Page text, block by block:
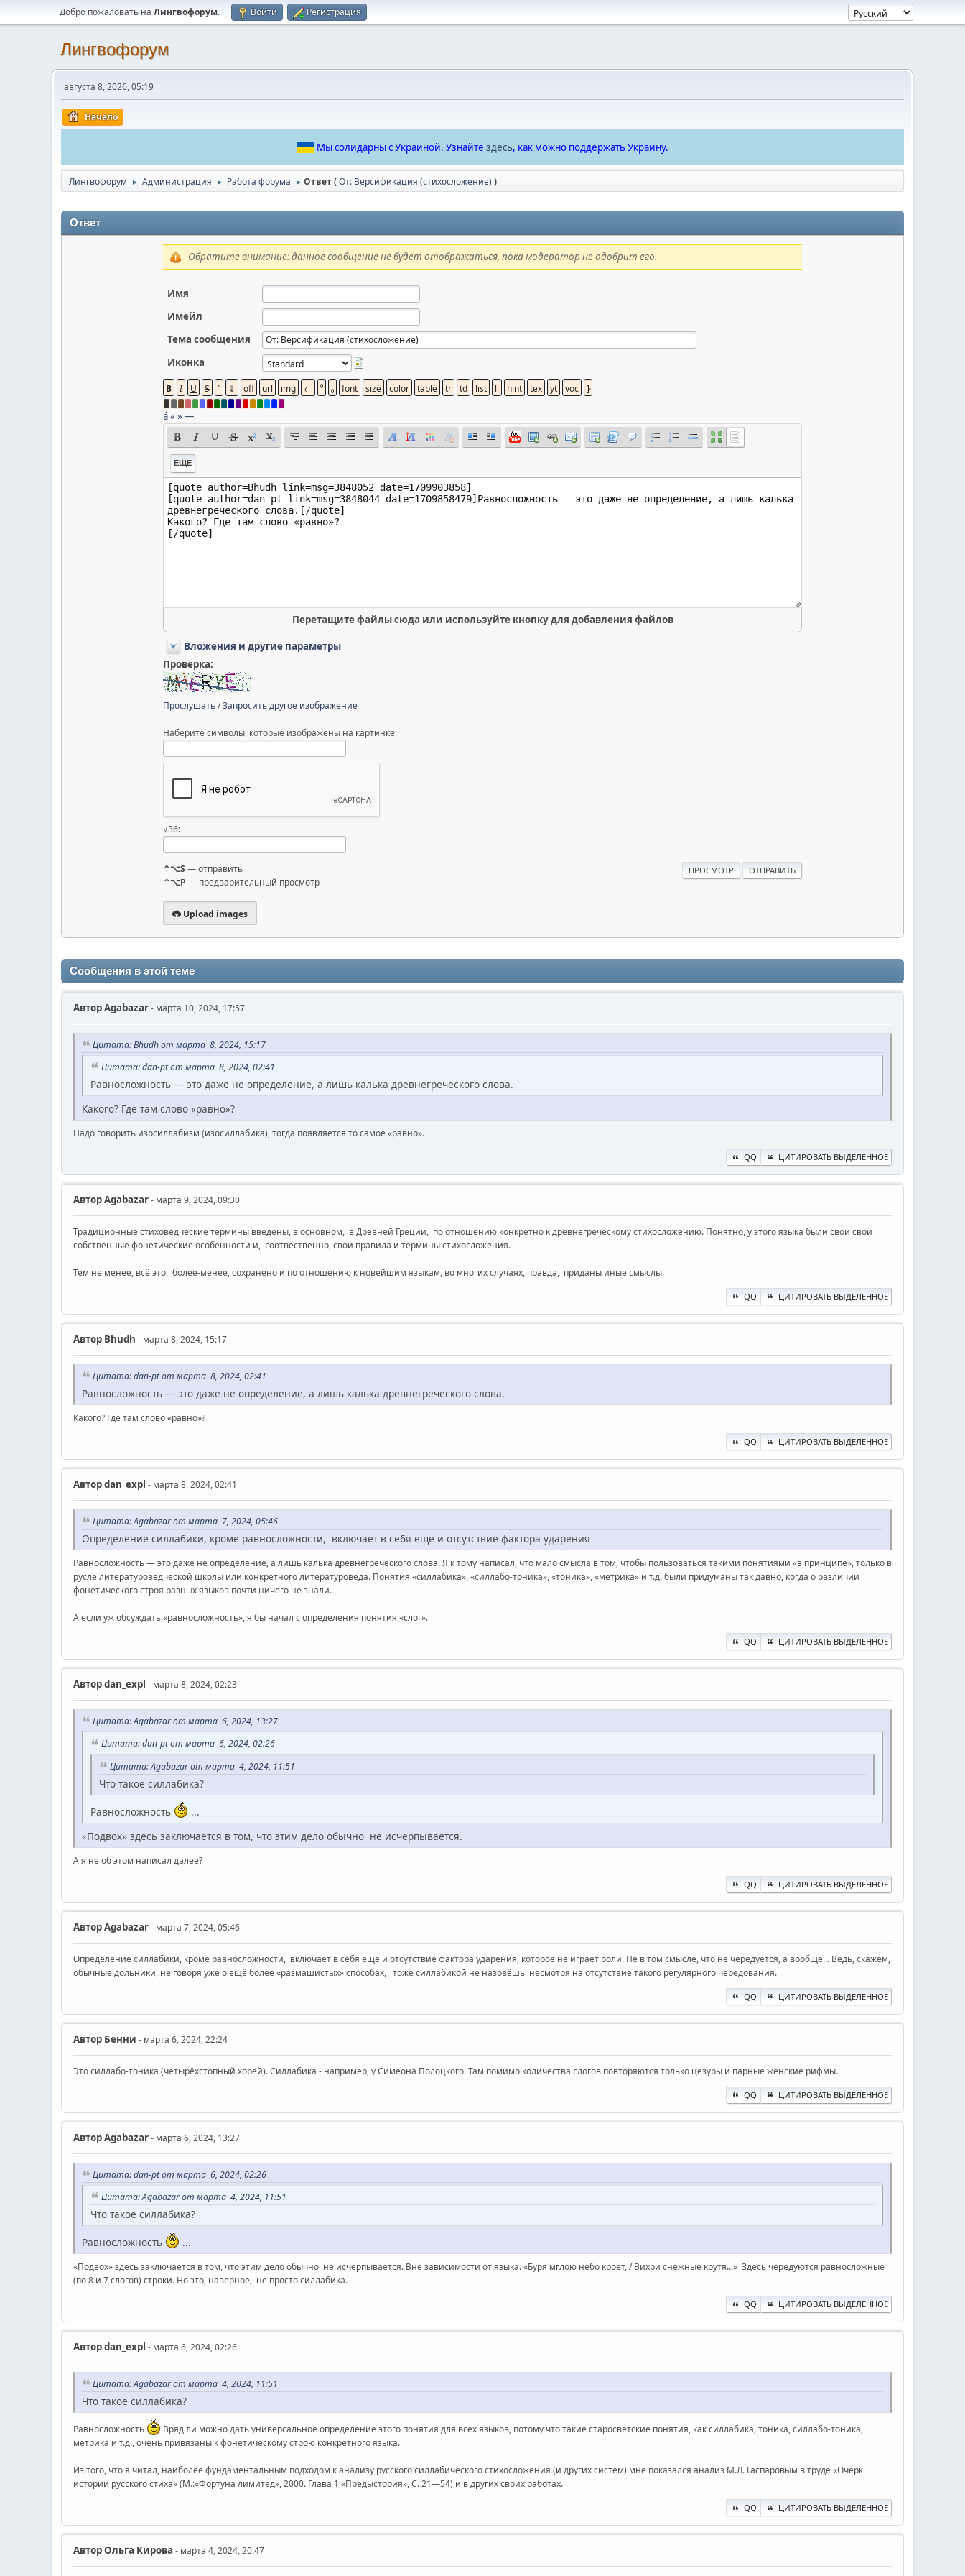
Добро пожаловать на Лингвофорум. Войти Регистрация
Лингвофорум
августа 8, 2026, 05:19
Начало
Мы солидарны с Украиной. Узнайте здесь, как можно поддержать Украину.
Лингвофорум ► Администрация ► Работа форума ► Ответ (От: Версификация (стихосложение) )
Ответ
Обратите внимание: данное сообщение не будет отображаться, пока модератор не одобрит его.
Имя
Имейл
Тема сообщения
Иконка
á« »—
ЕЩЁ
Перетащите файлы сюда или используйте кнопку для добавления файлов
Вложения и другие параметры
Проверка:
Прослушать/Запросить другое изображение
Наберите символы, которые изображены на картинке:
√36:
⌃⌥S — отправить
⌃⌥P — предварительный просмотр
Upload images
Сообщения в этой теме
АвторAgabazar- марта 10, 2024, 17:57
Цитата: Bhudh от марта 8, 2024, 15:17
Цитата: dan-pt от марта 8, 2024, 02:41
Равносложность — это даже не определение, а лишь калька древнегреческого слова.
Какого? Где там слово «равно»?
Надо говорить изосиллабизм (изосиллабика), тогда появляется то самое «равно».
QQ ЦИТИРОВАТЬ ВЫДЕЛЕННОЕ
АвторAgabazar- марта 9, 2024, 09:30
Традиционные стиховедческие термины введены, в основном, в Древней Греции, по отношению конкретно к древнегреческому стихосложению. Понятно, у этого языка были свои свои
собственные фонетические особенности и, соотвественно, свои правила и термины стихосложения.
Тем не менее, всё это, более-менее, сохранено и по отношению к новейшим языкам, во многих случаях, правда, приданы иные смыслы.
QQ ЦИТИРОВАТЬ ВЫДЕЛЕННОЕ
Автор Bhudh - марта 8, 2024, 15:17
Цитата: dan-pt от марта 8, 2024, 02:41
Равносложность — это даже не определение, а лишь калька древнегреческого слова.
Какого? Где там слово «равно»?
QQ ЦИТИРОВАТЬ ВЫДЕЛЕННОЕ
Авторdan_expl - марта 8, 2024, 02:41
Цитата: Agabazar от марта 7, 2024, 05:46
Определение силлабики, кроме равносложности, включает в себя еще и отсутствие фактора ударения
Равносложность — это даже не определение, а лишь калька древнегреческого слова. Я к тому написал, что мало смысла в том, чтобы пользоваться такими понятиями «в принципе», только в
русле литературоведческой школы или конкретного литературоведа. Понятия «силлабика», «силлабо-тоника», «тоника», «метрика» и т.д. были придуманы так давно, когда о различии
фонетического строя разных языков почти ничего не знали.
А если уж обсуждать «равносложность», я бы начал с определения понятия «слог».
QQ ЦИТИРОВАТЬ ВЫДЕЛЕННОЕ
Авторdan_expl - марта 8, 2024, 02:23
Цитата: Agabazar от марта 6, 2024, 13:27
Цитата: dan-pt от марта 6, 2024, 02:26
Цитата: Agabazar от марта 4, 2024, 11:51
Что такое силлабика?
Равносложность
...
«Подвох» здесь заключается в том, что этим дело обычно не исчерпывается.
А я не об этом написал далее?
QQ ЦИТИРОВАТЬ ВЫДЕЛЕННОЕ
АвторAgabazar- марта 7, 2024, 05:46
Определение силлабики, кроме равносложности, включает в себя еще и отсутствие фактора ударения, которое не играет роли. Не в том смысле, что не чередуется, а вообще... Ведь, скажем,
обычные дольники, не говоря уже о ещё более «размашистых» способах, тоже силлабикой не назовёшь, несмотря на отсутствие такого регулярного чередования.
QQ ЦИТИРОВАТЬ ВЫДЕЛЕННОЕ
Автор Бенни - марта 6, 2024, 22:24
Это силлабо-тоника (четырёхстопный хорей). Силлабика - например, у Симеона Полоцкого. Там помимо количества слогов повторяются только цезуры и парные женские рифмы.
QQ ЦИТИРОВАТЬ ВЫДЕЛЕННОЕ
АвторAgabazar- марта 6, 2024, 13:27
Цитата: dan-pt от марта 6, 2024, 02:26
Цитата: Agabazar от марта 4, 2024, 11:51
Что такое силлабика?
Равносложность ...
«Подвох» здесь заключается в том, что этим дело обычно не исчерпывается. Вне зависимости от языка. «Буря мглою небо кроет, / Вихри снежные крутя...» Здесь чередуются равносложные
(по 8 и 7 слогов) строки. Но это, наверное, не просто силлабика.
QQ ЦИТИРОВАТЬ ВЫДЕЛЕННОЕ
Авторdan_expl - марта 6, 2024, 02:26
Цитата: Agabazar от марта 4, 2024, 11:51
Что такое силлабика?
Равносложность
Вряд ли можно дать универсальное определение этого понятия для всех языков, потому что такие старосветские понятия, как силлабика, тоника, силлабо-тоника,
метрика и т.д., очень привязаны к фонетическому строю конкретного языка.
Из того, что я читал, наиболее фундаментальным подходом к анализу русского силлабического стихосложения (и других систем) мне показался анализ М.Л. Гаспаровым в труде «Очерк
истории русского стиха» (М.:«Фортуна лимитед», 2000. Глава 1 «Предыстория», С. 21—54) и в других своих работах.
QQ ЦИТИРОВАТЬ ВЫДЕЛЕННОЕ
АвторОльга Кирова - марта 4, 2024, 20:47